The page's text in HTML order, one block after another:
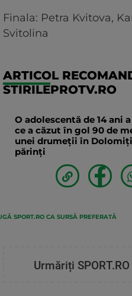
Finala: Petra Kvitova,
Svitolina
ARTICOL
STIRILEPROTV.RO
O adolescentă de 14 ani
ce a căzut în gol 90 de
unei drumeții în
părinți
SPORT.RO CA SURSĂ PREFERATĂ
Urmăriți